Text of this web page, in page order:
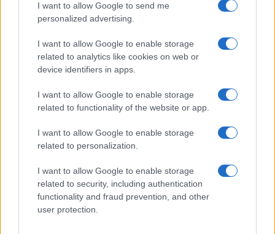
I want to allow Google to send me
personalized advertising.
I want to allow Google to enable storage
related to analytics like cookies on web or
device identifiers in apps.
I want to allow Google to enable storage
related to functionality of the website or app.
I want to allow Google to enable storage
related to personalization.
I want to allow Google to enable storage
related to security, including authentication
functionality and fraud prevention, and other
user protection.
Matteo Pellegrino · 6 Ago 2026
Codacons denuncia: i problemi che affliggono la Sicilia